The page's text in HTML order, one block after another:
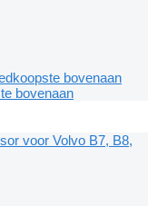
bovenaan
bovenaan